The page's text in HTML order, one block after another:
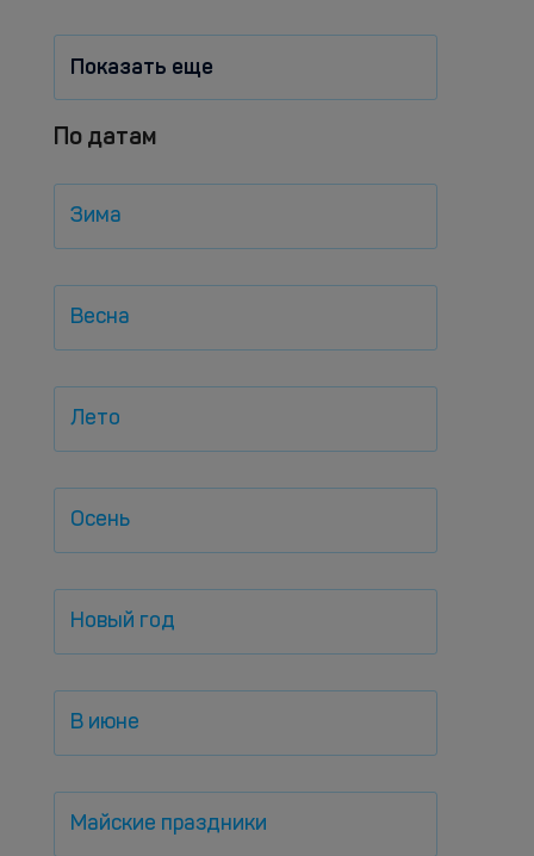
Показать еще
По датам
Зима
Весна
Лето
Осень
Новый год
В июне
Майские праздники